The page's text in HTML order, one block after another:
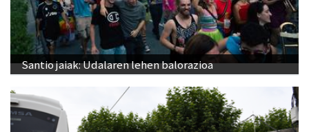
Santio jaiak: Udalaren lehen balorazioa